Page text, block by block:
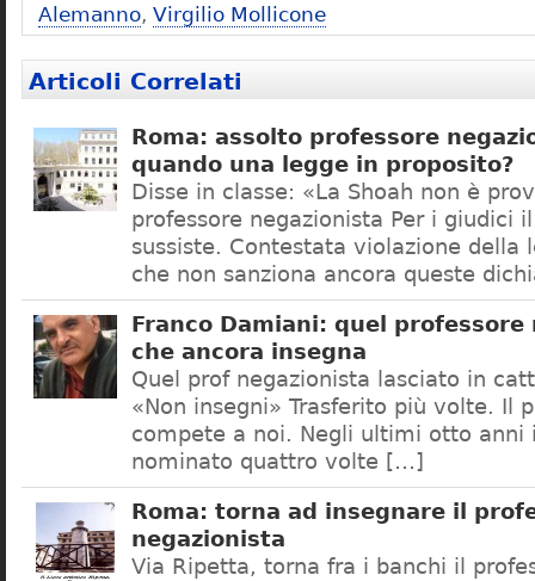
Alemanno, Virgilio Mollicone
Articoli Correlati
Roma: assolto professore
quando una legge in proposito?
Disse in classe: «La Shoah non è
professore negazionista Per i giudici
sussiste. Contestata violazione della
che non sanziona ancora queste
Franco Damiani: quel professore
che ancora insegna
Quel prof negazionista lasciato in
«Non insegni» Trasferito più volte. Il
compete a noi. Negli ultimi otto anni
nominato quattro volte […]
Roma: torna ad insegnare il
negazionista
Via Ripetta, torna fra i banchi il